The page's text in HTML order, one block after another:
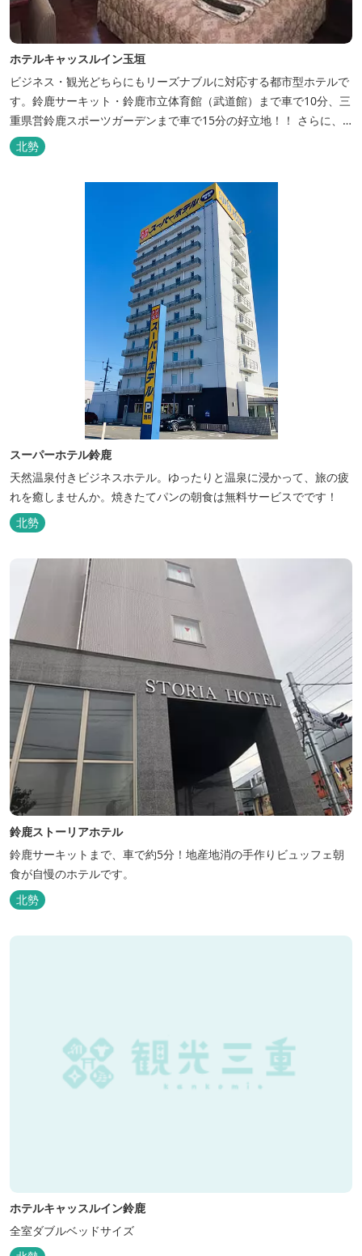
ホテルキャッスルイン玉垣
ビジネス・観光どちらにもリーズナブルに対応する都市型ホテルで
す。鈴鹿サーキット・鈴鹿市立体育館（武道館）まで車で10分、三
重県営鈴鹿スポーツガーデンまで車で15分の好立地！！ さらに、
全檜造り貸切風呂や各種サービスでお待ち致しております。
北勢
スーパーホテル鈴鹿
天然温泉付きビジネスホテル。ゆったりと温泉に浸かって、旅の疲
れを癒しませんか。焼きたてパンの朝食は無料サービスでです！
北勢
鈴鹿ストーリアホテル
鈴鹿サーキットまで、車で約5分！地産地消の手作りビュッフェ朝
食が自慢のホテルです。
北勢
ホテルキャッスルイン鈴鹿
全室ダブルベッドサイズ